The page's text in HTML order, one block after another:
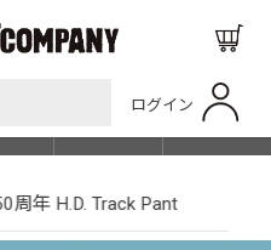
ログイン
SHOP LIST
周年 H.D. Track Pant